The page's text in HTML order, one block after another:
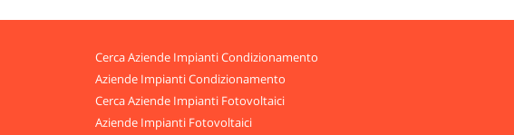
Cerca Aziende Impianti Condizionamento
Aziende Impianti Condizionamento
Cerca Aziende Impianti Fotovoltaici
Aziende Impianti Fotovoltaici